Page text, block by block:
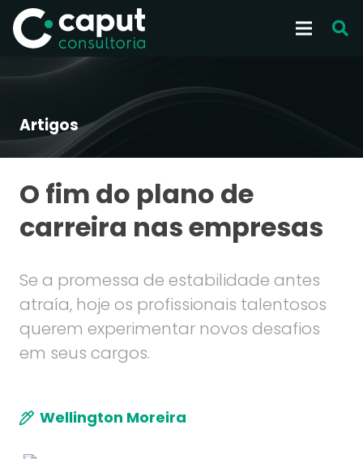
Artigos
O fim do plano de
carreira nas empresas
Se a promessa de estabilidade antes
atraía, hoje os profissionais talentosos
querem experimentar novos desafios
em seus cargos.
Wellington Moreira